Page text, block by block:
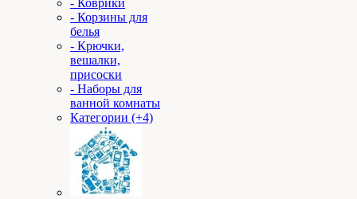
- Коврики
- Корзины для
белья
- Крючки,
вешалки,
присоски
- Наборы для
ванной комнаты
Категории (+4)